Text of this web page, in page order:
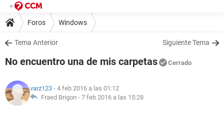
Foros Windows
Tema Anterior Siguiente Tema
No encuentro una de mis carpetas Cerrado
varz123 - 4 feb 2016 a las 01:12
Fraed Brigon - 7 feb 2016 a las 15:28